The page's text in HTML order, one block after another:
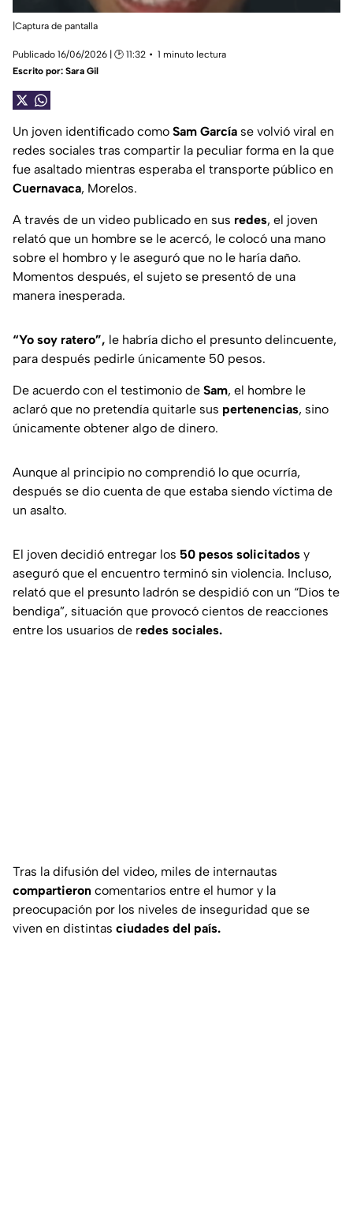
|Captura de pantalla
Publicado 16/06/2026 | 🕑 11:32
1 minuto lectura
Escrito por: Sara Gil
Un joven identificado como Sam García se volvió viral en
redes sociales tras compartir la peculiar forma en la que
fue asaltado mientras esperaba el transporte público en
Cuernavaca, Morelos.
A través de un video publicado en sus redes, el joven
relató que un hombre se le acercó, le colocó una mano
sobre el hombro y le aseguró que no le haría daño.
Momentos después, el sujeto se presentó de una
manera inesperada.
“Yo soy ratero”, le habría dicho el presunto delincuente,
para después pedirle únicamente 50 pesos.
De acuerdo con el testimonio de Sam, el hombre le
aclaró que no pretendía quitarle sus pertenencias, sino
únicamente obtener algo de dinero.
Aunque al principio no comprendió lo que ocurría,
después se dio cuenta de que estaba siendo víctima de
un asalto.
El joven decidió entregar los 50 pesos solicitados y
aseguró que el encuentro terminó sin violencia. Incluso,
relató que el presunto ladrón se despidió con un “Dios te
bendiga”, situación que provocó cientos de reacciones
entre los usuarios de redes sociales.
Tras la difusión del video, miles de internautas
compartieron comentarios entre el humor y la
preocupación por los niveles de inseguridad que se
viven en distintas ciudades del país.